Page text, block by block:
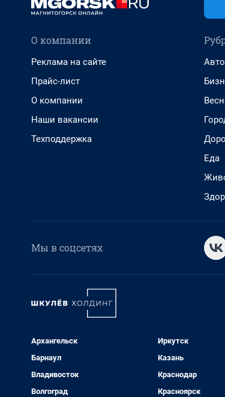
О компании
Реклама на сайте
Прайс-лист
О компании
Наши вакансии
Техподдержка
Авто
Еда
Мы в соцсетях
Архангельск
Барнаул
Владивосток
Волгоград
Иркутск
Казань
Краснодар
Красноярск